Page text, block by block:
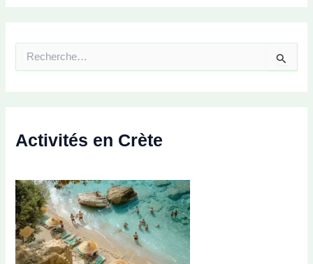
c
h
:
Activités en Crète